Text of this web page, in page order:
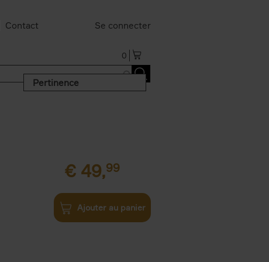
Contact Se connecter
0
Pertinence
€ 49,99
Ajouter au panier